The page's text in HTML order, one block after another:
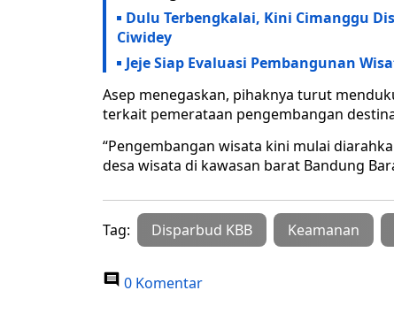
Dulu Terbengkalai, Kini Cimanggu
Ciwidey
Jeje Siap Evaluasi Pembangunan
Asep menegaskan, pihaknya turut
terkait pemerataan pengembangan
“Pengembangan wisata kini mulai
desa wisata di kawasan barat Bandung
Tag: Disparbud KBB Keamanan
0 Komentar